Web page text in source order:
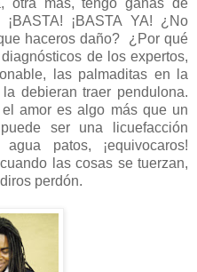
otra más, tengo ganas de
¡BASTA YA! ¿No
haceros daño? ¿Por qué
de los expertos,
las palmaditas en la
debieran traer pendulona.
amor es algo más que un
ser una licuefacción
patos, ¡equivocaros!
las cosas se tuerzan,
perdón.